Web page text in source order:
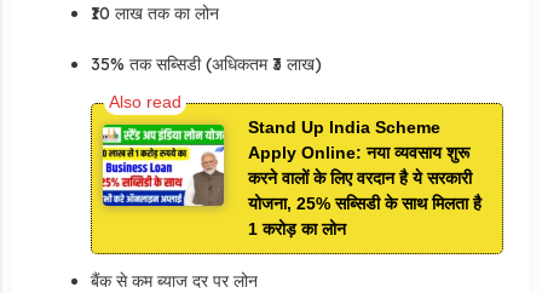
₹10 लाख तक का लोन
35% तक सब्सिडी (अधिकतम ₹3 लाख)
Stand Up India Scheme
Apply Online: नया व्यवसाय शुरू
करने वालों के लिए वरदान है ये सरकारी
योजना, 25% सब्सिडी के साथ मिलता है
1 करोड़ का लोन
बैंक से कम ब्याज दर पर लोन